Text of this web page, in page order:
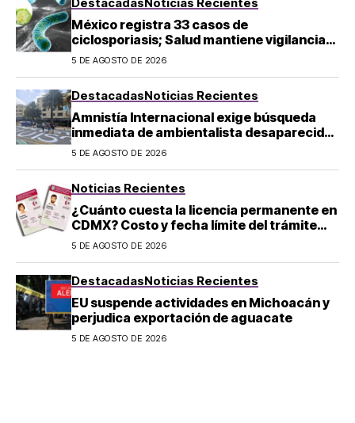
México registra 33 casos de
ciclosporiasis; Salud mantiene vigilancia
epidemiológica
5 DE AGOSTO DE 2026
DestacadasNoticias Recientes
Amnistía Internacional exige búsqueda
inmediata de ambientalista desaparecido
en Michoacán
5 DE AGOSTO DE 2026
Noticias Recientes
¿Cuánto cuesta la licencia permanente en
CDMX? Costo y fecha límite del trámite
2026
5 DE AGOSTO DE 2026
DestacadasNoticias Recientes
EU suspende actividades en Michoacán y
perjudica exportación de aguacate
5 DE AGOSTO DE 2026